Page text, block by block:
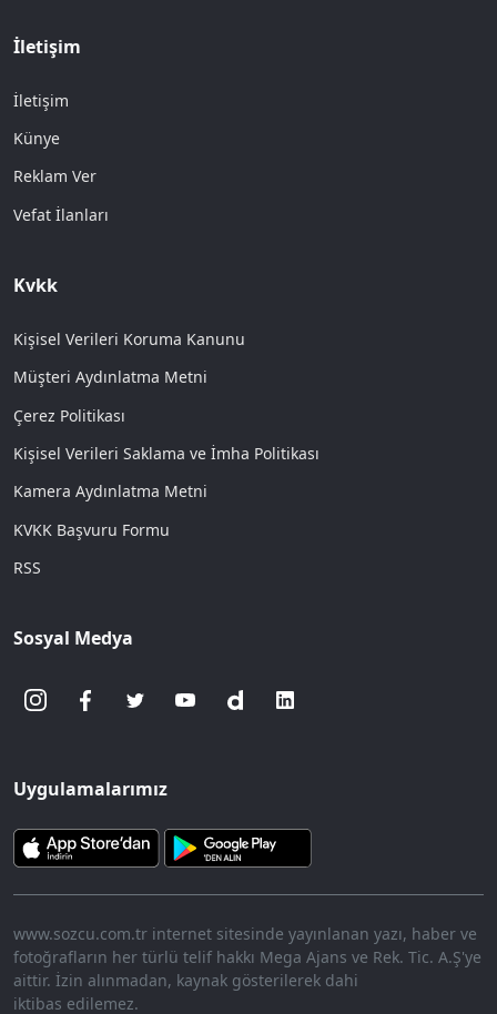
İletişim
İletişim
Künye
Reklam Ver
Vefat İlanları
Kvkk
Kişisel Verileri Koruma Kanunu
Müşteri Aydınlatma Metni
Çerez Politikası
Kişisel Verileri Saklama ve İmha Politikası
Kamera Aydınlatma Metni
KVKK Başvuru Formu
RSS
Sosyal Medya
Uygulamalarımız
www.sozcu.com.tr internet sitesinde yayınlanan yazı, haber ve
fotoğrafların her türlü telif hakkı Mega Ajans ve Rek. Tic. A.Ş'ye
aittir. İzin alınmadan, kaynak gösterilerek dahi
iktibas edilemez.